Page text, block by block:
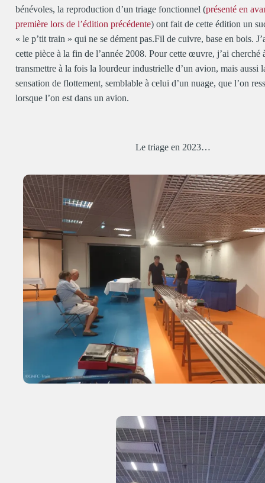
bénévoles, la reproduction d’un triage fonctionnel (présenté en
première lors de l’édition précédente) ont fait de cette édition un
« le p’tit train » qui ne se dément pas.Fil de cuivre, base en bois.
cette pièce à la fin de l’année 2008. Pour cette œuvre, j’ai cherché
transmettre à la fois la lourdeur industrielle d’un avion, mais aussi
sensation de flottement, semblable à celui d’un nuage, que l’on
lorsque l’on est dans un avion.
Le triage en 2023…